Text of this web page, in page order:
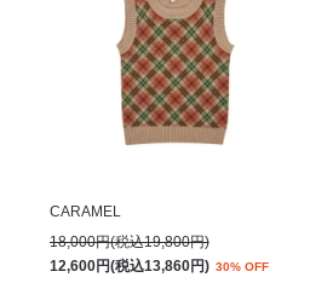
CARAMEL
18,000円(税込19,800円)
12,600円(税込13,860円) 30% OFF